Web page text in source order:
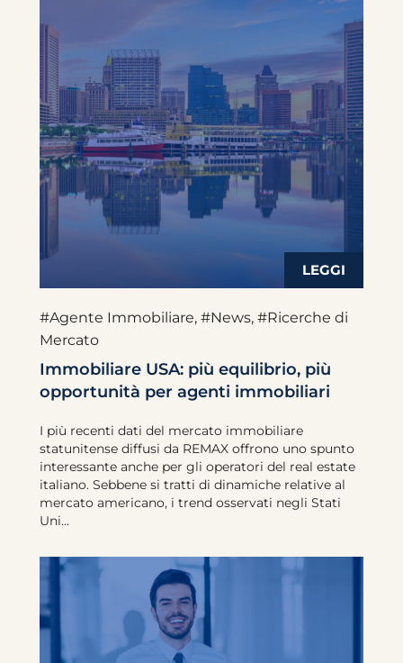
#Agente Immobiliare, #News, #Ricerche di
Mercato
Immobiliare USA: più equilibrio, più
opportunità per agenti immobiliari
I più recenti dati del mercato immobiliare
statunitense diffusi da REMAX offrono uno spunto
interessante anche per gli operatori del real estate
italiano. Sebbene si tratti di dinamiche relative al
mercato americano, i trend osservati negli Stati
Uni...